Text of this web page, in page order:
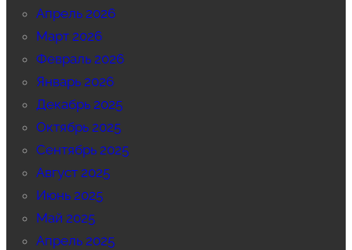
Апрель 2026
Март 2026
Февраль 2026
Январь 2026
Декабрь 2025
Октябрь 2025
Сентябрь 2025
Август 2025
Июнь 2025
Май 2025
Апрель 2025